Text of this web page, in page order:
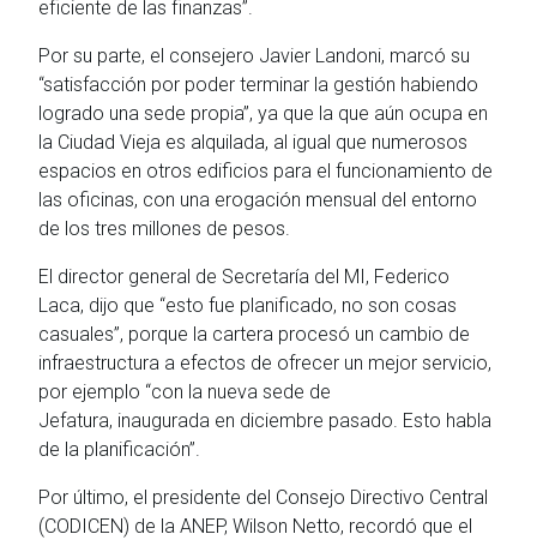
eficiente de las finanzas”.
Por su parte, el consejero Javier Landoni, marcó su
“satisfacción por poder terminar la gestión habiendo
logrado una sede propia”, ya que la que aún ocupa en
la Ciudad Vieja es alquilada, al igual que numerosos
espacios en otros edificios para el funcionamiento de
las oficinas, con una erogación mensual del entorno
de los tres millones de pesos.
El director general de Secretaría del MI, Federico
Laca, dijo que “esto fue planificado, no son cosas
casuales”, porque la cartera procesó un cambio de
infraestructura a efectos de ofrecer un mejor servicio,
por ejemplo “con la nueva sede de
Jefatura, inaugurada en diciembre pasado. Esto habla
de la planificación”.
Por último, el presidente del Consejo Directivo Central
(CODICEN) de la ANEP, Wilson Netto, recordó que el